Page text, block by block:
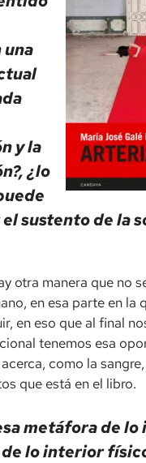
una
y la
¿lo
sustento de la
otra manera que no
en esa parte en la
en eso que al final
tenemos esa
como la
que está en el libro.
metáfora de
lo interior